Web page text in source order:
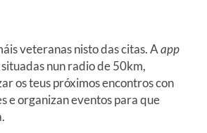
veteranas nisto das citas. Aapp
nun radio de 50km,
os teus próximos encontros con
e organizan eventos para que